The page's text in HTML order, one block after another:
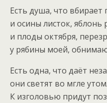
Есть душа, что
и осины листок, яблонь
и плоды октября,
у рябины моей,
Есть одна, что даёт
они светят во мгле
К изголовью придут